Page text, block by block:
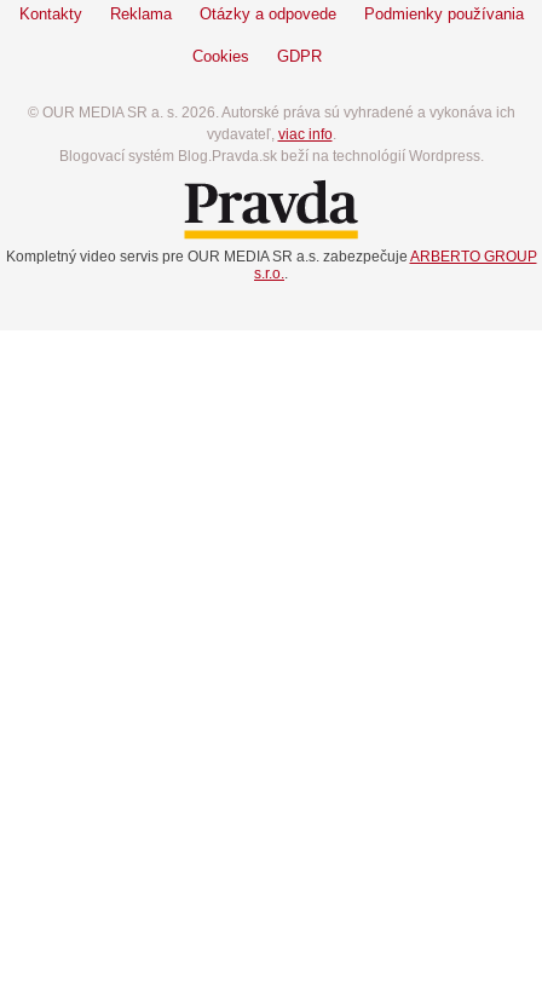
Kontakty Reklama Otázky a odpovede Podmienky používania
Cookies GDPR
© OUR MEDIA SR a. s. 2026. Autorské práva sú vyhradené a vykonáva ich
vydavateľ, viac info.
Blogovací systém Blog.Pravda.sk beží na technológií Wordpress.
Kompletný video servis pre OUR MEDIA SR a.s. zabezpečuje ARBERTO GROUP
s.r.o.